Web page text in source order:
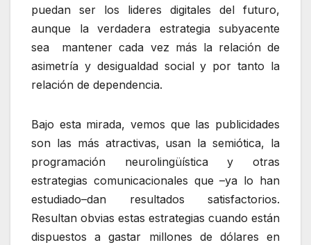
puedan ser los lideres digitales del futuro,
aunque la verdadera estrategia subyacente
sea mantener cada vez más la relación de
asimetría y desigualdad social y por tanto la
relación de dependencia.
Bajo esta mirada, vemos que las publicidades
son las más atractivas, usan la semiótica, la
programación neurolingüística y otras
estrategias comunicacionales que –ya lo han
estudiado–dan resultados satisfactorios.
Resultan obvias estas estrategias cuando están
dispuestos a gastar millones de dólares en